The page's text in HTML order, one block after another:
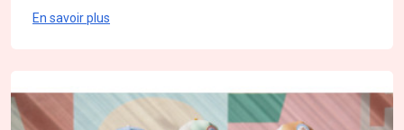
En savoir plus